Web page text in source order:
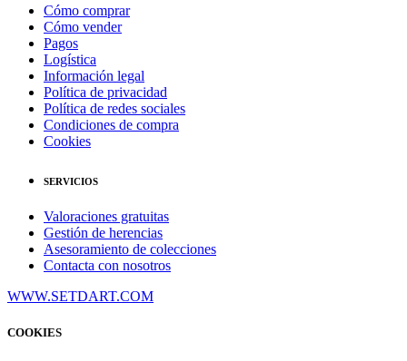
Cómo comprar
Cómo vender
Pagos
Logística
Información legal
Política de privacidad
Política de redes sociales
Condiciones de compra
Cookies
SERVICIOS
Valoraciones gratuitas
Gestión de herencias
Asesoramiento de colecciones
Contacta con nosotros
WWW.SETDART.COM
COOKIES